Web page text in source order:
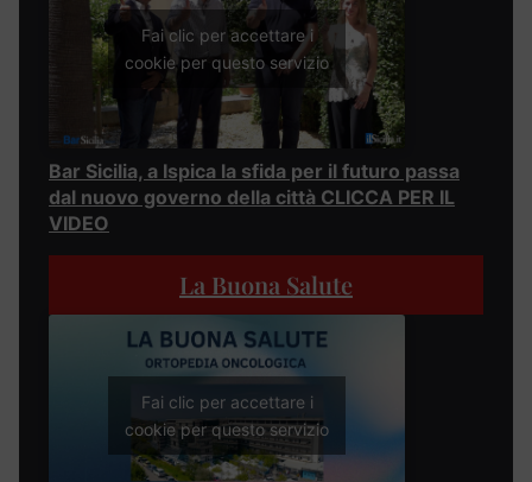
Fai clic per accettare i
cookie per questo servizio
Bar Sicilia, a Ispica la sfida per il futuro passa
dal nuovo governo della città CLICCA PER IL
VIDEO
La Buona Salute
Fai clic per accettare i
cookie per questo servizio